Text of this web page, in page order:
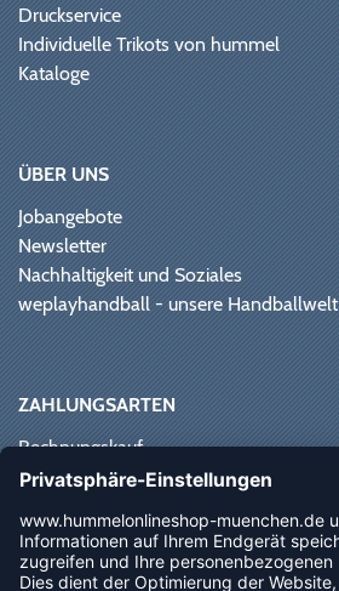
Druckservice
Individuelle Trikots von hummel
Kataloge
ÜBER UNS
Jobangebote
Newsletter
Nachhaltigkeit und Soziales
weplayhandball - unsere Handballwelt
ZAHLUNGSARTEN
Rechnungskauf
Paypal
Vorkasse
Sofortüberweisung